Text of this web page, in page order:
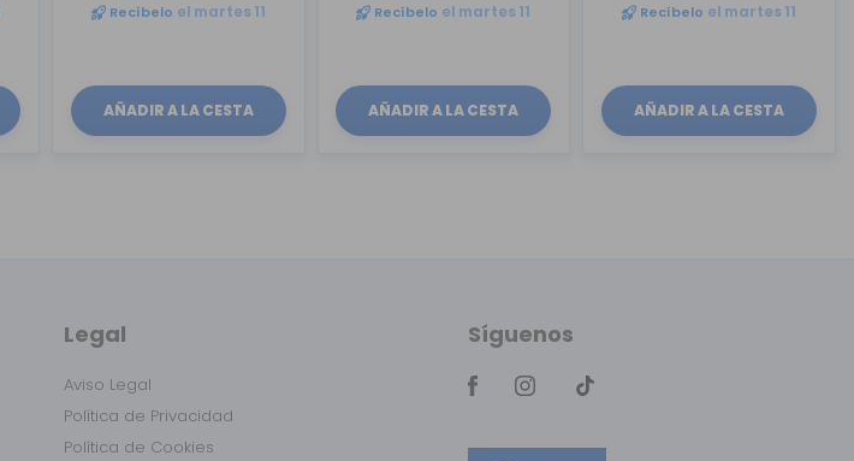
Recíbelo el martes 11
AÑADIR A LA CESTA
Recíbelo el martes 11
AÑADIR A LA CESTA
Recíbelo el martes 11
AÑADIR A LA CESTA
Legal
Aviso Legal
Política de Privacidad
Política de Cookies
Síguenos